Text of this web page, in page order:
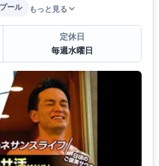
プール もっと見る
定休日
毎週水曜日